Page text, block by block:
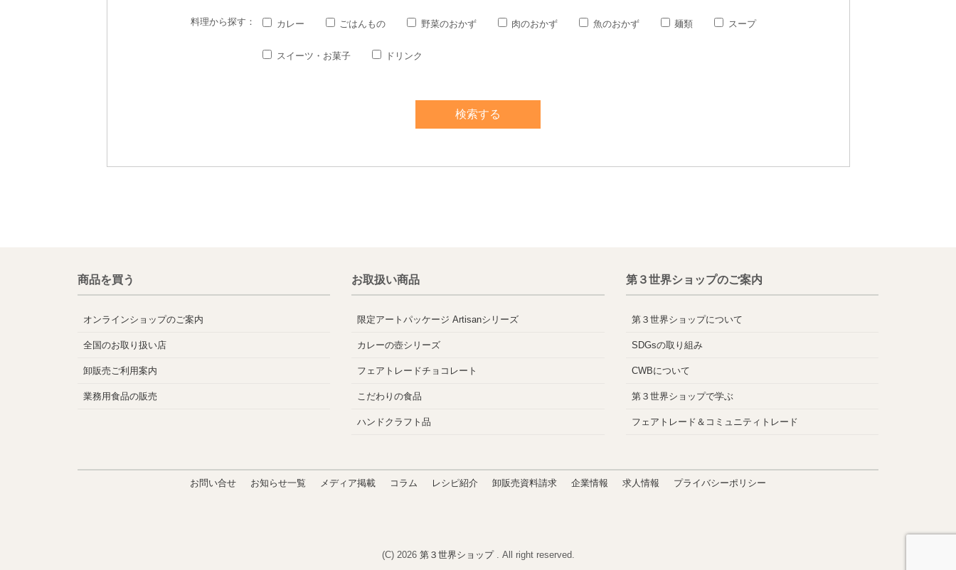
料理から探す： カレー ごはんもの 野菜のおかず 肉のおかず 魚のおかず 麺類 スープ
スイーツ・お菓子 ドリンク
商品を買う
オンラインショップのご案内
全国のお取り扱い店
卸販売ご利用案内
業務用食品の販売
お取扱い商品
限定アートパッケージ Artisanシリーズ
カレーの壺シリーズ
フェアトレードチョコレート
こだわりの食品
ハンドクラフト品
第３世界ショップのご案内
第３世界ショップについて
SDGsの取り組み
CWBについて
第３世界ショップで学ぶ
フェアトレード＆コミュニティトレード
お問い合せ お知らせ一覧 メディア掲載 コラム レシピ紹介 卸販売資料請求 企業情報 求人情報 プライバシーポリシー
(C) 2026 第３世界ショップ . All right reserved.